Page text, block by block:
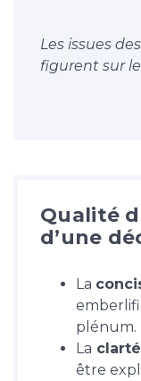
Les issues
figurent sur le
Qualité
d’une
La
plénum.
La clarté
être